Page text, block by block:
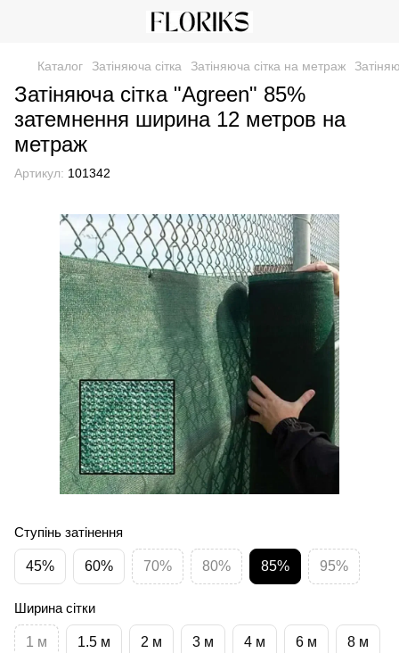
Каталог Затіняюча сітка Затіняюча сітка на метраж
Затіняюча сітка "Agreen" 85%
затемнення ширина 12 метров на
метраж
Артикул: 101342
Ступінь затінення
45% 60% 70% 80% 85% 95%
Ширина сітки
1 м 1.5 м 2 м 3 м 4 м 6 м 8 м